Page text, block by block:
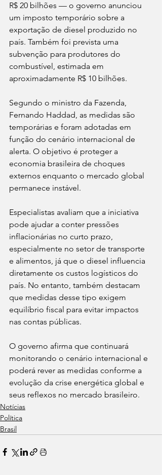
R$ 20 bilhões — o governo anunciou
um imposto temporário sobre a
exportação de diesel produzido no
país. Também foi prevista uma
subvenção para produtores do
combustível, estimada em
aproximadamente R$ 10 bilhões.
Segundo o ministro da Fazenda,
Fernando Haddad, as medidas são
temporárias e foram adotadas em
função do cenário internacional de
alerta. O objetivo é proteger a
economia brasileira de choques
externos enquanto o mercado global
permanece instável.
Especialistas avaliam que a iniciativa
pode ajudar a conter pressões
inflacionárias no curto prazo,
especialmente no setor de transporte
e alimentos, já que o diesel influencia
diretamente os custos logísticos do
país. No entanto, também destacam
que medidas desse tipo exigem
equilíbrio fiscal para evitar impactos
nas contas públicas.
O governo afirma que continuará
monitorando o cenário internacional e
poderá rever as medidas conforme a
evolução da crise energética global e
seus reflexos no mercado brasileiro.
Notícias
Política
Brasil